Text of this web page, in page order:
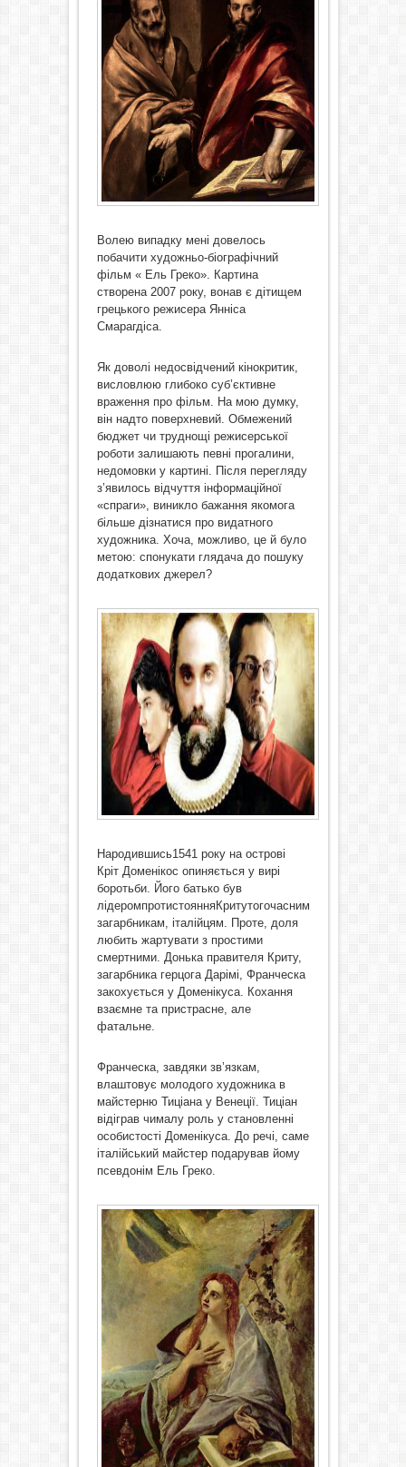
Волею випадку мені довелось
побачити художньо-біографічний
фільм « Ель Греко». Картина
створена 2007 року, вонав є дітищем
грецького режисера Янніса
Смарагдіса.
Як доволі недосвідчений кінокритик,
висловлюю глибоко суб’єктивне
враження про фільм. На мою думку,
він надто поверхневий. Обмежений
бюджет чи труднощі режисерської
роботи залишають певні прогалини,
недомовки у картині. Після перегляду
з’явилось відчуття інформаційної
«спраги», виникло бажання якомога
більше дізнатися про видатного
художника. Хоча, можливо, це й було
метою: спонукати глядача до пошуку
додаткових джерел?
Народившись1541 року на острові
Кріт Доменікос опиняється у вирі
боротьби. Його батько був
лідеромпротистоянняКритутогочасним
загарбникам, італійцям. Проте, доля
любить жартувати з простими
смертними. Донька правителя Криту,
загарбника герцога Дарімі, Франческа
закохується у Доменікуса. Кохання
взаємне та пристрасне, але
фатальне.
Франческа, завдяки зв’язкам,
влаштовує молодого художника в
майстерню Тиціана у Венеції. Тиціан
відіграв чималу роль у становленні
особистості Доменікуса. До речі, саме
італійський майстер подарував йому
псевдонім Ель Греко.